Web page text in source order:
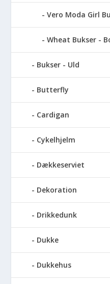
Vero Moda Girl
Wheat Bukser -
Bukser - Uld
Butterfly
Cardigan
Cykelhjelm
Dækkeserviet
Dekoration
Drikkedunk
Dukke
Dukkehus